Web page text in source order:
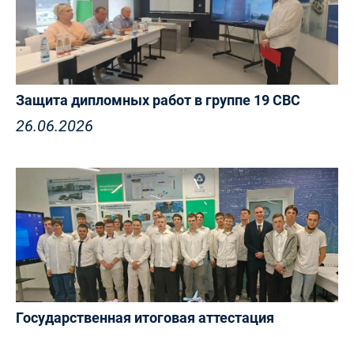
Защита дипломных работ в группе 19 СВС
26.06.2026
Государственная итоговая аттестация